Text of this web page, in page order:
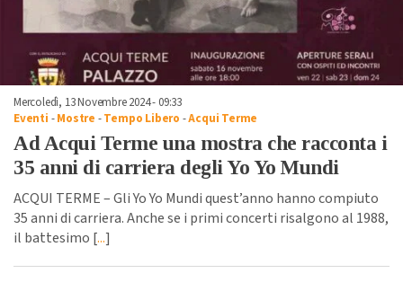
Mercoledì, 13 Novembre 2024 - 09:33
Eventi -Mostre -Tempo Libero -Acqui Terme
Ad Acqui Terme una mostra che racconta i
35 anni di carriera degli Yo Yo Mundi
ACQUI TERME – Gli Yo Yo Mundi quest’anno hanno compiuto
35 anni di carriera. Anche se i primi concerti risalgono al 1988,
il battesimo [...]